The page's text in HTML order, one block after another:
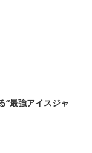
“最強アイスジャ